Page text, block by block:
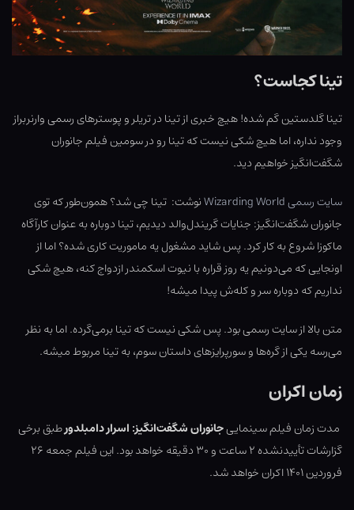
تینا کجاست؟
تینا گلدستین گم شده! هیچ خبری از تینا در تریلر و پوسترهای رسمی وارنربراز
وجود نداره، اما هیچ شکی نیست که تینا رو در سومین فیلم جانوران
شگفت‌انگیز خواهیم دید.
سایت رسمی Wizarding World
نوشت: تینا چی شد؟ همون‌طور که توی
جانوران شگفت‌انگیز: جنایات گریندل‌والد دیدیم، تینا دوباره به عنوان کارآگاه
ماکوزا شروع به کار کرد. پس شاید مشغول یه ماموریت کاری شده؟ اما از
اونجایی که می‌دونیم یه روز قراره با نیوت اسکمندر ازدواج کنه، هیچ شکی
نداریم که دوباره سر و کله‌ش پیدا میشه!
متن بالا از سایت رسمی بود. پس شکی نیست که تینا برمی‌گرده. اما به نظر
می‌رسه یکی از گره‌ها و سورپرایزهای داستان سوم، به تینا مربوط میشه.
زمان اکران
مدت زمان فیلم سینماییجانوران شگفت‌انگیز: اسرار دامبلدورطبق برخی
گزارشات تأییدنشده ۲ ساعت و ۳۰ دقیقه خواهد بود. این فیلم جمعه ۲۶
فروردین ۱۴۰۱ اکران خواهد شد.